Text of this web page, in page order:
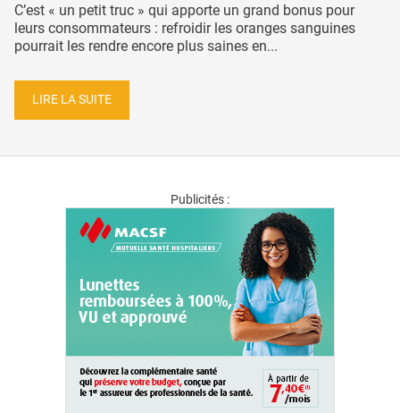
C’est « un petit truc » qui apporte un grand bonus pour
leurs consommateurs : refroidir les oranges sanguines
pourrait les rendre encore plus saines en...
LIRE LA SUITE
Publicités :